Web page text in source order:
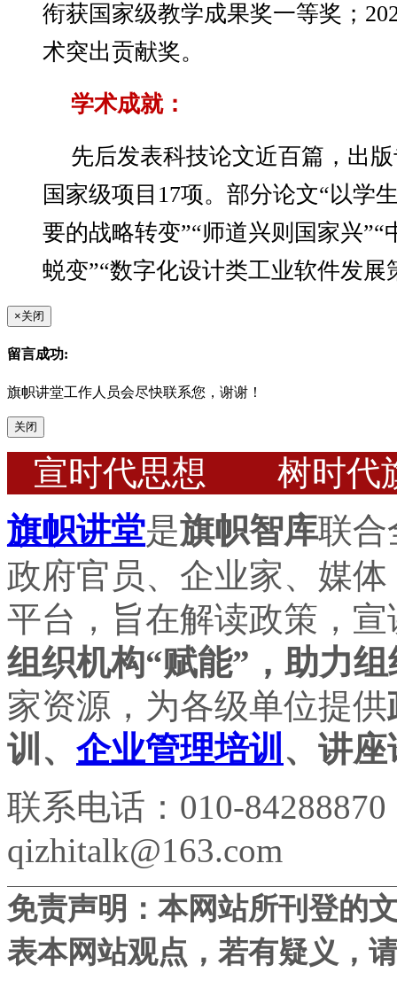
衔获‌国家级教学成果奖一等奖‌；
术突出贡献奖‌。
学术成就：
先后发表科技论文近百篇，出
国家级项目17项。部分论文“以学
要的战略转变”“师道兴则国家兴”“
蜕变”“数字化设计类工业软件发展
×关闭
留言成功:
旗帜讲堂工作人员会尽快联系您，谢谢！
关闭
宣时代思想 树时代
旗帜讲堂是旗帜智库联合
政府官员、企业家、媒
平台，旨在解读政策，
组织机构“赋能”，助力
家资源，为各级单位提供
训、 企业管理培训 、讲
联系电话：010-
qizhitalk@163.com
免责声明：本网站所刊登的
表本网站观点，若有疑义，